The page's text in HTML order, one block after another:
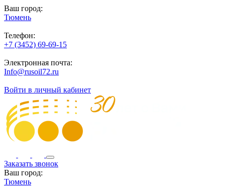
Ваш город:
Тюмень
Телефон:
+7 (3452) 69-69-15
Электронная почта:
Info@rusoil72.ru
Войти в личный кабинет
Заказать звонок
Ваш город:
Тюмень